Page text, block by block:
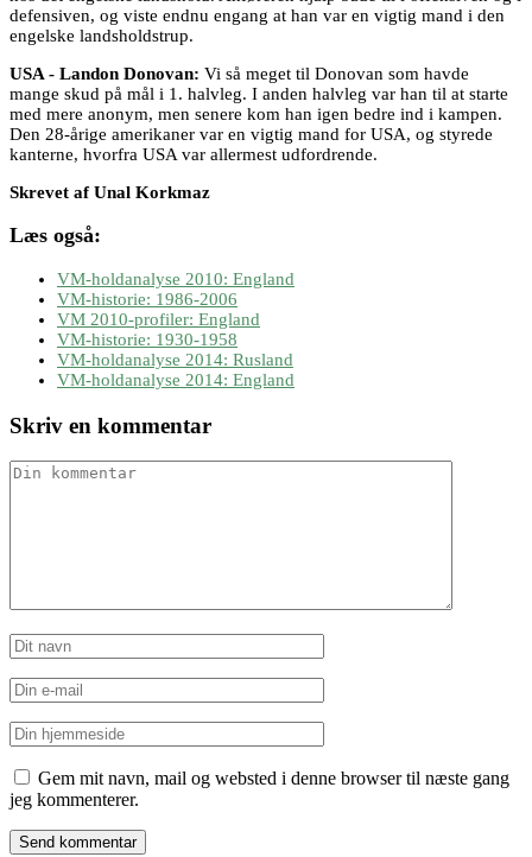
defensiven, og viste endnu engang at han var en vigtig mand i den
engelske landsholdstrup.
USA - Landon Donovan: Vi så meget til Donovan som havde
mange skud på mål i 1. halvleg. I anden halvleg var han til at starte
med mere anonym, men senere kom han igen bedre ind i kampen.
Den 28-årige amerikaner var en vigtig mand for USA, og styrede
kanterne, hvorfra USA var allermest udfordrende.
Skrevet af Unal Korkmaz
Læs også:
VM-holdanalyse 2010: England
VM-historie: 1986-2006
VM 2010-profiler: England
VM-historie: 1930-1958
VM-holdanalyse 2014: Rusland
VM-holdanalyse 2014: England
Skriv en kommentar
Gem mit navn, mail og websted i denne browser til næste gang
jeg kommenterer.